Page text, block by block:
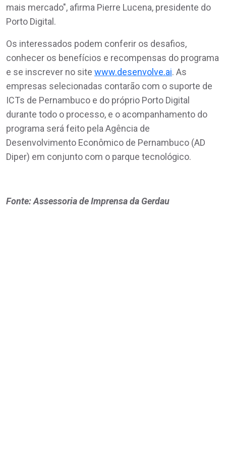
mais mercado", afirma Pierre Lucena, presidente do
Porto Digital.
Os interessados podem conferir os desafios,
conhecer os benefícios e recompensas do programa
e se inscrever no site www.desenvolve.ai. As
empresas selecionadas contarão com o suporte de
ICTs de Pernambuco e do próprio Porto Digital
durante todo o processo, e o acompanhamento do
programa será feito pela Agência de
Desenvolvimento Econômico de Pernambuco (AD
Diper) em conjunto com o parque tecnológico.
Fonte: Assessoria de Imprensa da Gerdau